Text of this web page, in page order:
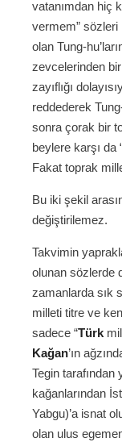
vatanımdan hiç
vermem” sözleri
olan Tung-
zevcelerinden
zayıflığı
reddederek
sonra çorak bir
beylere karşı da
Fakat toprak
Bu iki şekil
değiştirilemez.
Takvimin
olunan sözlerde
zamanlarda sık
milleti titre ve
sadece “Türk
Kağan’ın
Tegin tarafından
kağanlarından
Yabgu)’a isnat
olan ulus